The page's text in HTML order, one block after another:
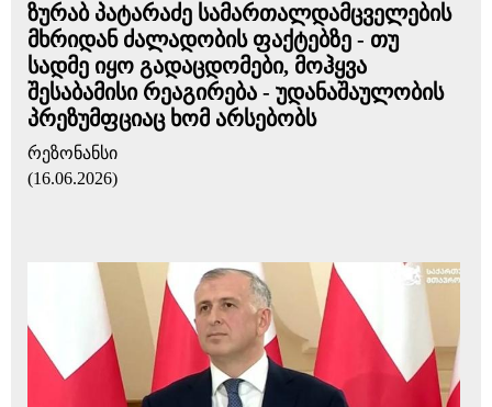
ზურაბ პატარაძე სამართალდამცველების
მხრიდან ძალადობის ფაქტებზე - თუ
სადმე იყო გადაცდომები, მოჰყვა
შესაბამისი რეაგირება - უდანაშაულობის
პრეზუმფციაც ხომ არსებობს
რეზონანსი
(16.06.2026)